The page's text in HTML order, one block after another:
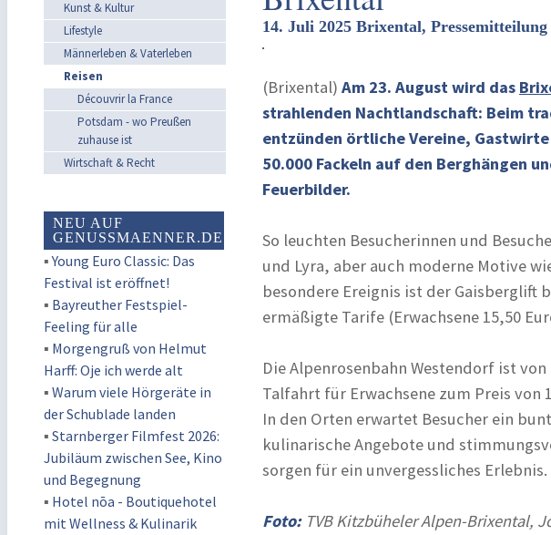
Kunst & Kultur
Lifestyle
Männerleben & Vaterleben
Reisen
Découvrir la France
Potsdam - wo Preußen
zuhause ist
Wirtschaft & Recht
NEU AUF
GENUSSMAENNER.DE
▪Young Euro Classic: Das
Festival ist eröffnet!
▪ Bayreuther Festspiel-
Feeling für alle
▪ Morgengruß von Helmut
Harff: Oje ich werde alt
▪ Warum viele Hörgeräte in
der Schublade landen
▪ Starnberger Filmfest 2026:
Jubiläum zwischen See, Kino
und Begegnung
▪ Hotel nōa - Boutiquehotel
mit Wellness & Kulinarik
14. Juli 2025 Brixental, Pressemitteilung
(Brixental) Am 23. August wird das
strahlenden Nachtlandschaft: Beim
entzünden örtliche Vereine,
50.000 Fackeln auf den Berghängen
Feuerbilder.
So leuchten Besucherinnen und
und Lyra, aber auch moderne Motive
besondere Ereignis ist der Gaisberglift
ermäßigte Tarife (Erwachsene 15,50
Die Alpenrosenbahn Westendorf ist
Talfahrt für Erwachsene zum Preis von
In den Orten erwartet Besucher ein
kulinarische Angebote und
sorgen für ein unvergessliches Erlebnis.
Foto: TVB Kitzbüheler Alpen-Brixental,